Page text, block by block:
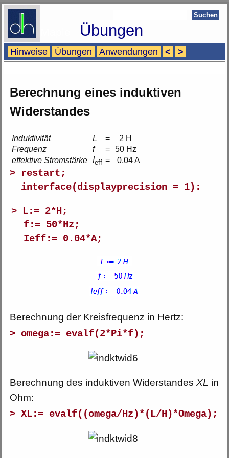
Übungen
Hinweise Übungen Anwendungen < >
Berechnung eines induktiven
Widerstandes
Induktivität L =
2 H
Frequenz
f = 50 Hz
effektive Stromstärke
Ieff = 0,04 A
> restart;
interface(displayprecision = 1):
> L:= 2*H;
f:= 50*Hz;
Ieff:= 0.04*A;
Berechnung der Kreisfrequenz in Hertz:
> omega:= evalf(2*Pi*f);
Berechnung des induktiven Widerstandes XL in
Ohm:
> XL:= evalf((omega/Hz)*(L/H)*Omega);